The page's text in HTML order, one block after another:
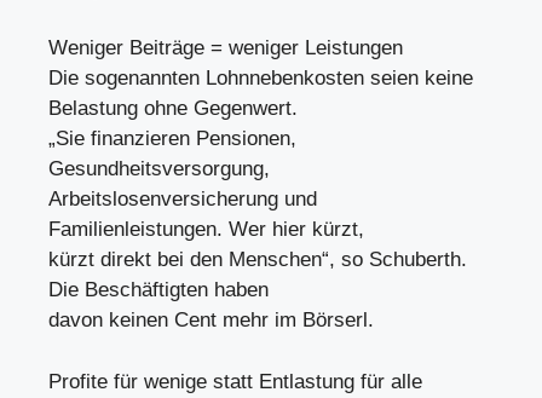
Weniger Beiträge = weniger Leistungen
Die sogenannten Lohnnebenkosten seien keine
Belastung ohne Gegenwert.
„Sie finanzieren Pensionen,
Gesundheitsversorgung,
Arbeitslosenversicherung und
Familienleistungen. Wer hier kürzt,
kürzt direkt bei den Menschen“, so Schuberth.
Die Beschäftigten haben
davon keinen Cent mehr im Börserl.
Profite für wenige statt Entlastung für alle